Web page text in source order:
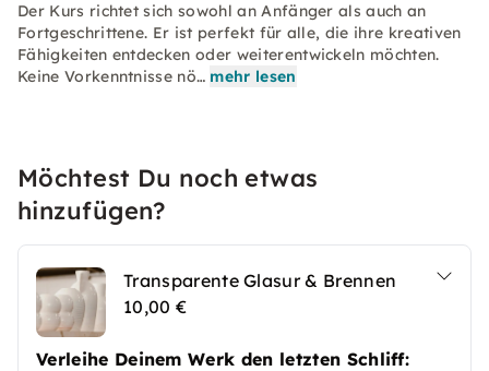
Der Kurs richtet sich sowohl an Anfänger als auch an
Fortgeschrittene. Er ist perfekt für alle, die ihre kreativen
Fähigkeiten entdecken oder weiterentwickeln möchten.
Keine Vorkenntnisse nö… mehr lesen
Möchtest Du noch etwas
hinzufügen?
Transparente Glasur & Brennen
10,00 €
Verleihe Deinem Werk den letzten Schliff: